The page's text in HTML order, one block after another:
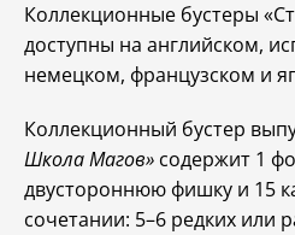
Коллекционные бустеры
доступны на английском,
немецком, французском и
Коллекционный бустер
Школа Магов» содержит 1
двустороннюю фишку и 15
сочетании: 5–6 редких или